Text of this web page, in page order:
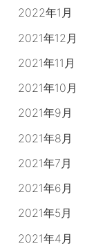
2022年1月
2021年12月
2021年11月
2021年10月
2021年9月
2021年8月
2021年7月
2021年6月
2021年5月
2021年4月